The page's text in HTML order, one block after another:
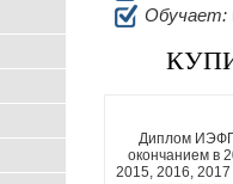
Обучает:
Диплом
окончанием в
2015, 2016, 2017